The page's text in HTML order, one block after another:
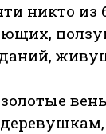
никто из